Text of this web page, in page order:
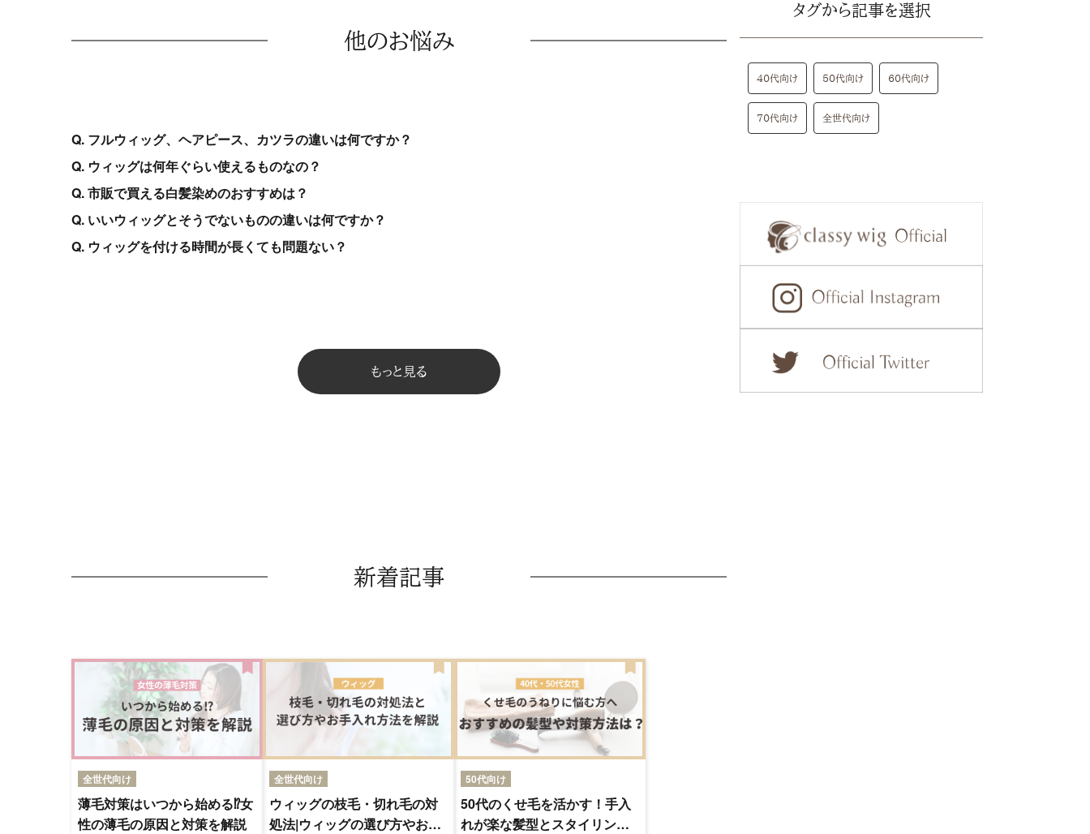
他のお悩み
Q. フルウィッグ、ヘアピース、カツラの違いは何ですか？
Q. ウィッグは何年ぐらい使えるものなの？
Q. 市販で買える白髪染めのおすすめは？
Q. いいウィッグとそうでないものの違いは何ですか？
Q. ウィッグを付ける時間が長くても問題ない？
もっと見る
新着記事
全世代向け
薄毛対策はいつから始める⁉女
性の薄毛の原因と対策を解説
全世代向け
ウィッグの枝毛・切れ毛の対
処法|ウィッグの選び方やお手
50代向け
50代のくせ毛を活かす！手入
れが楽な髪型とスタイリング
タグから記事を選択
40代向け 50代向け 60代向け
70代向け 全世代向け